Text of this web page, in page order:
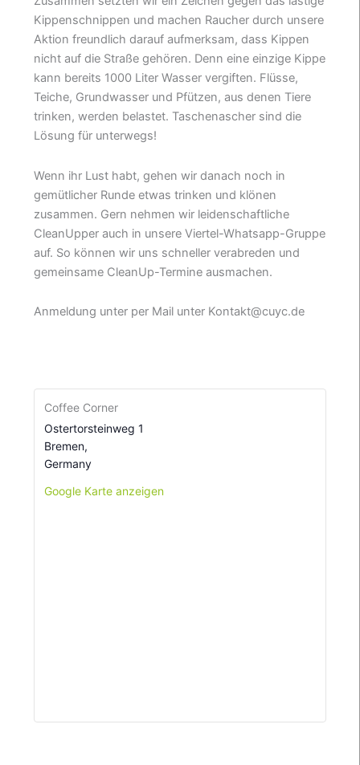
Kippenschnippen und machen Raucher durch unsere
Aktion freundlich darauf aufmerksam, dass Kippen
nicht auf die Straße gehören. Denn eine einzige Kippe
kann bereits 1000 Liter Wasser vergiften. Flüsse,
Teiche, Grundwasser und Pfützen, aus denen Tiere
trinken, werden belastet. Taschenascher sind die
Lösung für unterwegs!
Wenn ihr Lust habt, gehen wir danach noch in
gemütlicher Runde etwas trinken und klönen
zusammen. Gern nehmen wir leidenschaftliche
CleanUpper auch in unsere Viertel-Whatsapp-Gruppe
auf. So können wir uns schneller verabreden und
gemeinsame CleanUp-Termine ausmachen.
Anmeldung unter per Mail unter Kontakt@cuyc.de
Coffee Corner
Ostertorsteinweg 1
Bremen,
Germany
Google Karte anzeigen